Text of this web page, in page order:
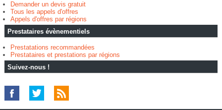
Demander un devis gratuit
Tous les appels d'offres
Appels d'offres par régions
Prestataires évènementiels
Prestatations recommandées
Prestataires et prestations par régions
Suivez-nous !